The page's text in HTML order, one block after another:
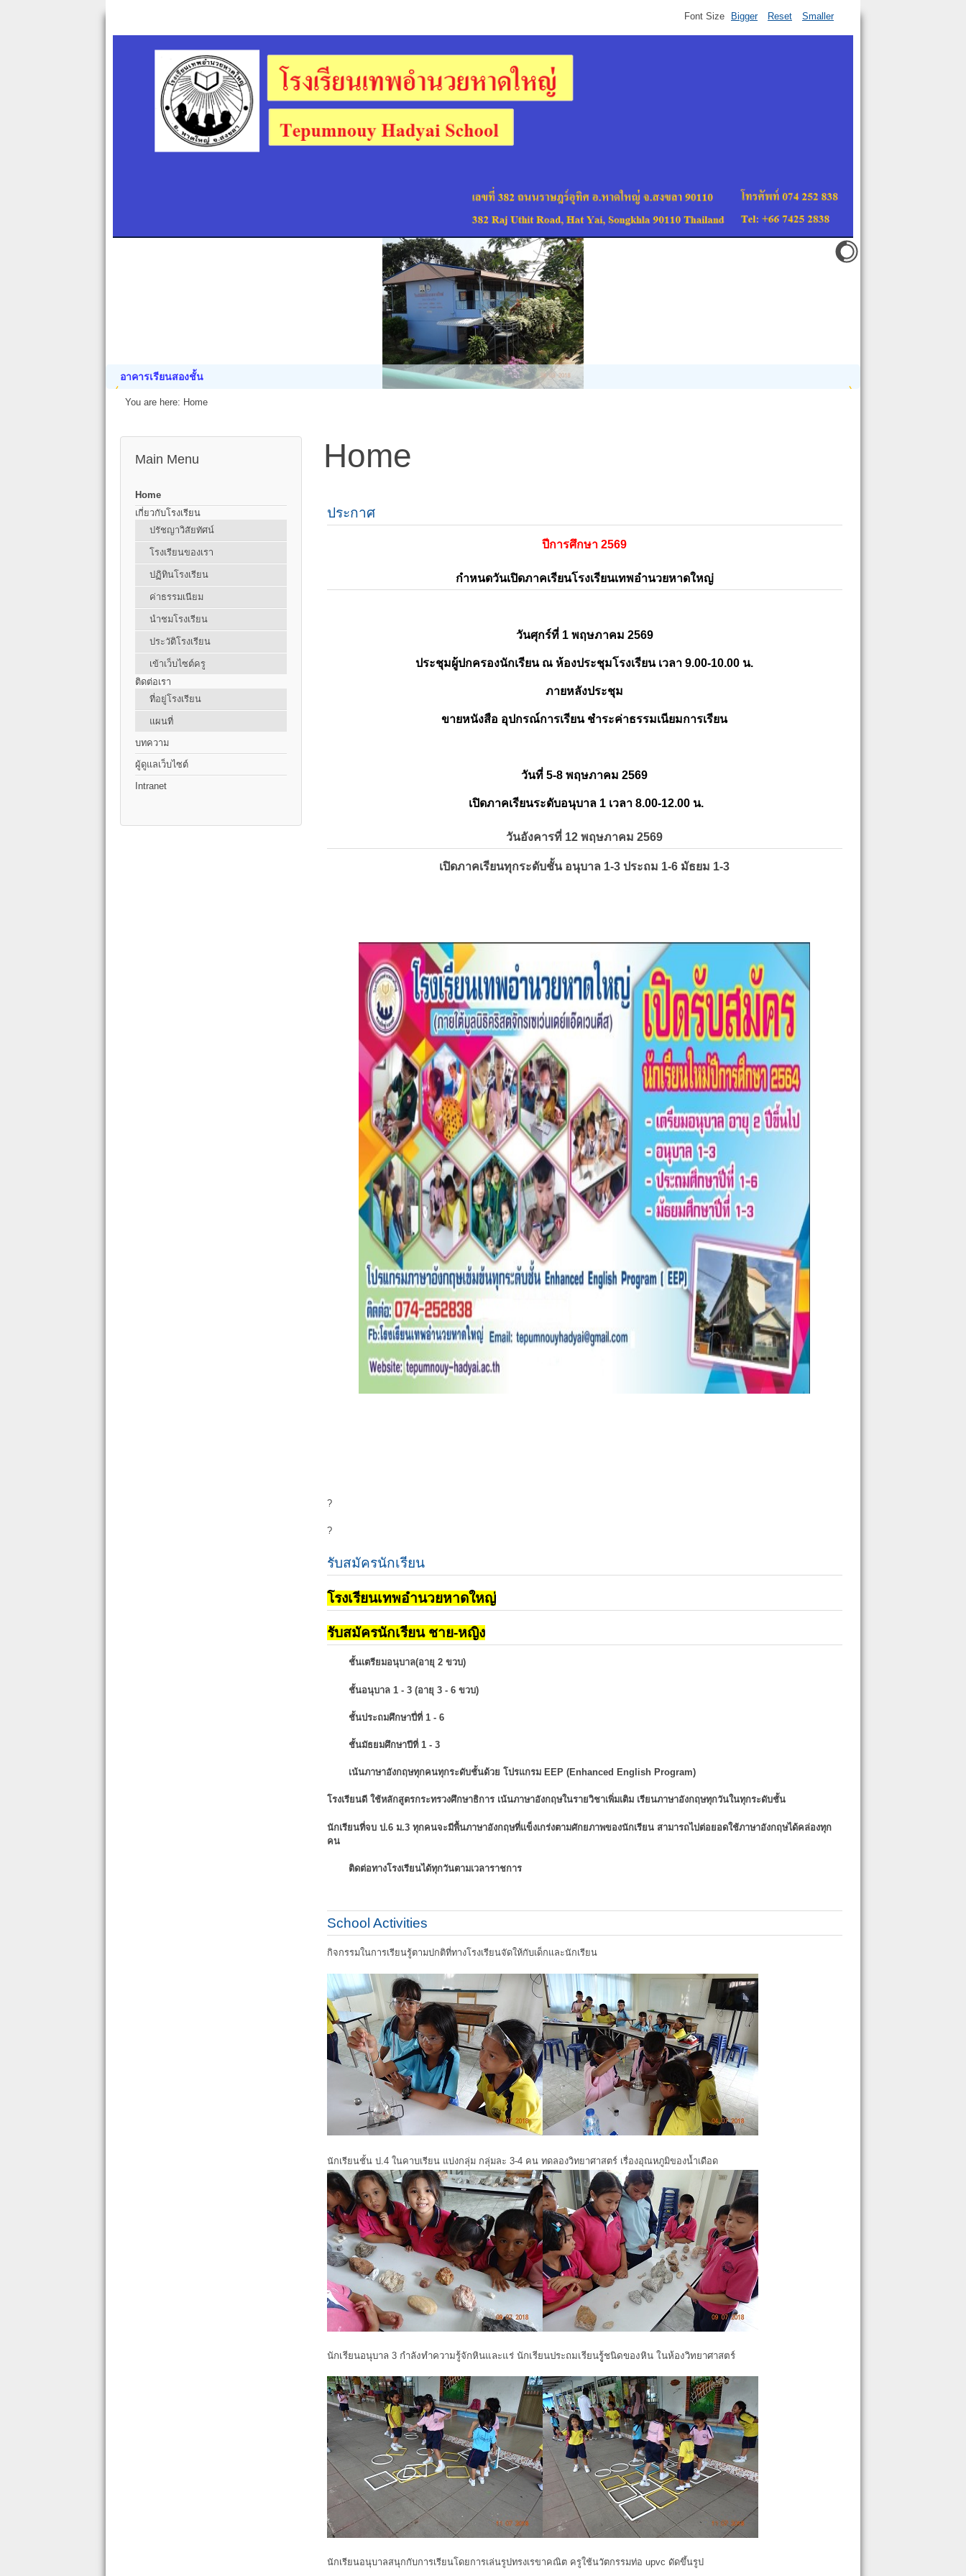
อาคารเรียนสองชั้น
Font Size Bigger Reset Smaller
You are here: Home
Main Menu
Home
เกี่ยวกับโรงเรียน
ปรัชญาวิสัยทัศน์
โรงเรียนของเรา
ปฏิทินโรงเรียน
ค่าธรรมเนียม
นำชมโรงเรียน
ประวัติโรงเรียน
เข้าเว็บไซต์ครู
ติดต่อเรา
ที่อยู่โรงเรียน
แผนที่
บทความ
ผู้ดูแลเว็บไซต์
Intranet
Home
ประกาศ
ปีการศึกษา 2569
กำหนดวันเปิดภาคเรียนโรงเรียนเทพอำนวยหาดใหญ่
วันศุกร์ที่ 1 พฤษภาคม 2569
ประชุมผู้ปกครองนักเรียน ณ ห้องประชุมโรงเรียน เวลา 9.00-10.00 น.
ภายหลังประชุม
ขายหนังสือ อุปกรณ์การเรียน ชำระค่าธรรมเนียมการเรียน
วันที่ 5-8 พฤษภาคม 2569
เปิดภาคเรียนระดับอนุบาล 1 เวลา 8.00-12.00 น.
วันอังคารที่ 12 พฤษภาคม 2569
เปิดภาคเรียนทุกระดับชั้น อนุบาล 1-3 ประถม 1-6 มัธยม 1-3
?
?
รับสมัครนักเรียน
โรงเรียนเทพอำนวยหาดใหญ่
รับสมัครนักเรียน ชาย-หญิง
ชั้นเตรียมอนุบาล(อายุ 2 ขวบ)
ชั้นอนุบาล 1 - 3 (อายุ 3 - 6 ขวบ)
ชั้นประถมศึกษาปี่ที่ 1 - 6
ชั้นมัธยมศึกษาปีที่ 1 - 3
เน้นภาษาอังกฤษทุกคนทุกระดับชั้นด้วย โปรแกรม EEP (Enhanced English Program)
โรงเรียนดี ใช้หลักสูตรกระทรวงศึกษาธิการ เน้นภาษาอังกฤษในรายวิชาเพิ่มเติม เรียนภาษาอังกฤษทุกวันในทุกระดับชั้น
นักเรียนที่จบ ป.6 ม.3 ทุกคนจะมีพื้นภาษาอังกฤษที่แข็งเกร่งตามศักยภาพของนักเรียน สามารถไปต่อยอดใช้ภาษาอังกฤษได้คล่องทุก
คน
ติดต่อทางโรงเรียนได้ทุกวันตามเวลาราชการ
School Activities
กิจกรรมในการเรียนรู้ตามปกติที่ทางโรงเรียนจัดให้กับเด็กและนักเรียน
นักเรียนชั้น ป.4 ในคาบเรียน แบ่งกลุ่ม กลุ่มละ 3-4 คน ทดลองวิทยาศาสตร์ เรื่องอุณหภูมิของน้ำเดือด
นักเรียนอนุบาล 3 กำลังทำความรู้จักหินและแร่ นักเรียนประถมเรียนรูู้ชนิดของหิน ในห้องวิทยาศาสตร์
นักเรียนอนุบาลสนุกกับการเรียนโดยการเล่นรูปทรงเรขาคณิต ครูใช้นวัตกรรมท่อ upvc ดัดขึ้นรูป